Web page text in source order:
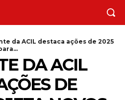
da ACIL destaca ações de 2025
DA ACIL
DE